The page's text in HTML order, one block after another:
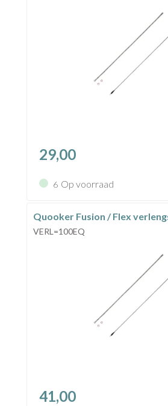
29,00
6 Op voorraad
Quooker Fusion / Flex
VERL=100EQ
41,00